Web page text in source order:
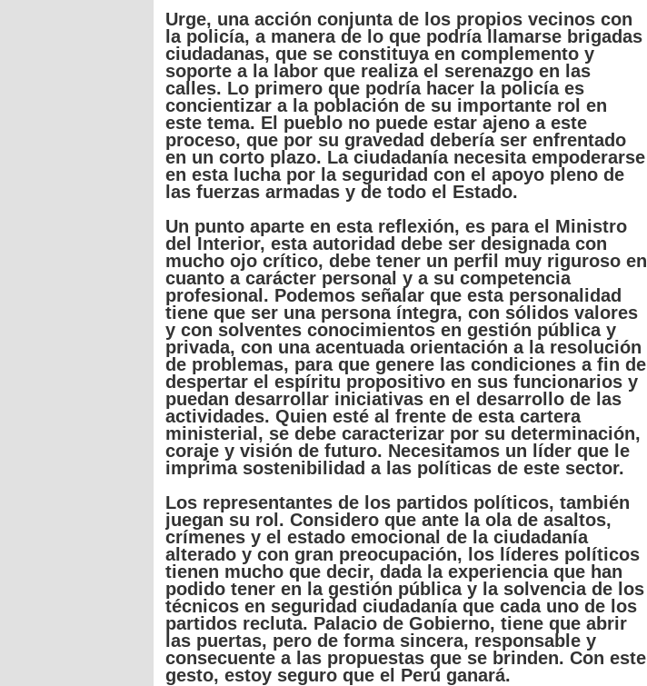
Urge, una acción conjuntade los propios vecinos con
la policía, a manerade lo que podría llamarse brigadas
ciudadanas, que se constituyaen complemento y
soporte a la labor que realizael serenazgo en las
calles. Lo primero que podría hacer la policía es
concientizar a la población de su importante rol en
este tema. El pueblo no puede estar ajeno a este
proceso, que por su gravedad debería ser enfrentado
en un corto plazo. La ciudadanía necesita empoderarse
en esta lucha por la seguridad con el apoyo pleno de
las fuerzas armadas y de todo el Estado.
Un punto aparte en esta reflexión, es parael Ministro
del Interior, esta autoridad debe ser designadacon
mucho ojo crítico, debe tener un perfil muy riguroso en
cuanto a carácter personal y a su competencia
profesional . Podemos señalar que esta personalidad
tiene que ser unapersona íntegra, con sólidos valores
y con solventes conocimientos en gestión públicay
privada, con una acentuada orientación a la resolución
de problemas, para que genere las condiciones a fin de
despertar el espíritu propositivo en sus funcionarios y
puedan desarrollar iniciativas en el desarrollo de las
actividades. Quien esté al frente de esta cartera
ministerial, se debe caracterizar por su determinación,
coraje y visión de futuro. Necesitamos un líder que le
imprima sostenibilidad a las políticas de este sector.
Los representantes de los partidos políticos, también
juegan su rol . Considero que ante la olade asaltos,
crímenes y el estado emocional de la ciudadanía
alterado y con gran preocupación, los líderes políticos
tienen mucho que decir, dada la experiencia que han
podido tener en la gestión públicay la solvenciade los
técnicos en seguridad ciudadanía que cada uno de los
partidos recluta. Palacio de Gobierno, tiene que abrir
las puertas, pero de forma sincera, responsable y
consecuente a las propuestas que se brinden. Con este
gesto, estoy seguro que el Perú ganará.